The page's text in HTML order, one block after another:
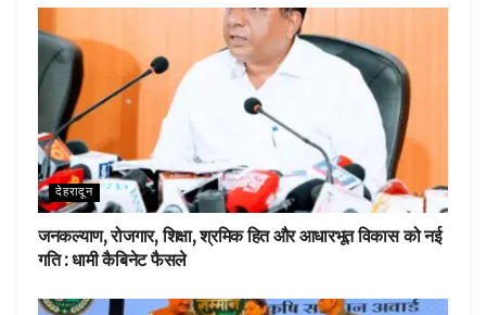
देहरादून
जनकल्याण, रोजगार, शिक्षा, श्रमिक हित और आधारभूत विकास को नई
गति : धामी कैबिनेट फैसले